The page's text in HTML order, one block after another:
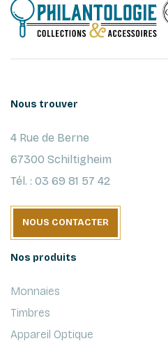
Nous trouver
4 Rue de Berne
67300 Schiltigheim
Tél. : 03 69 81 57 42
NOUS CONTACTER
Nos produits
Monnaies
Timbres
Appareil Optique